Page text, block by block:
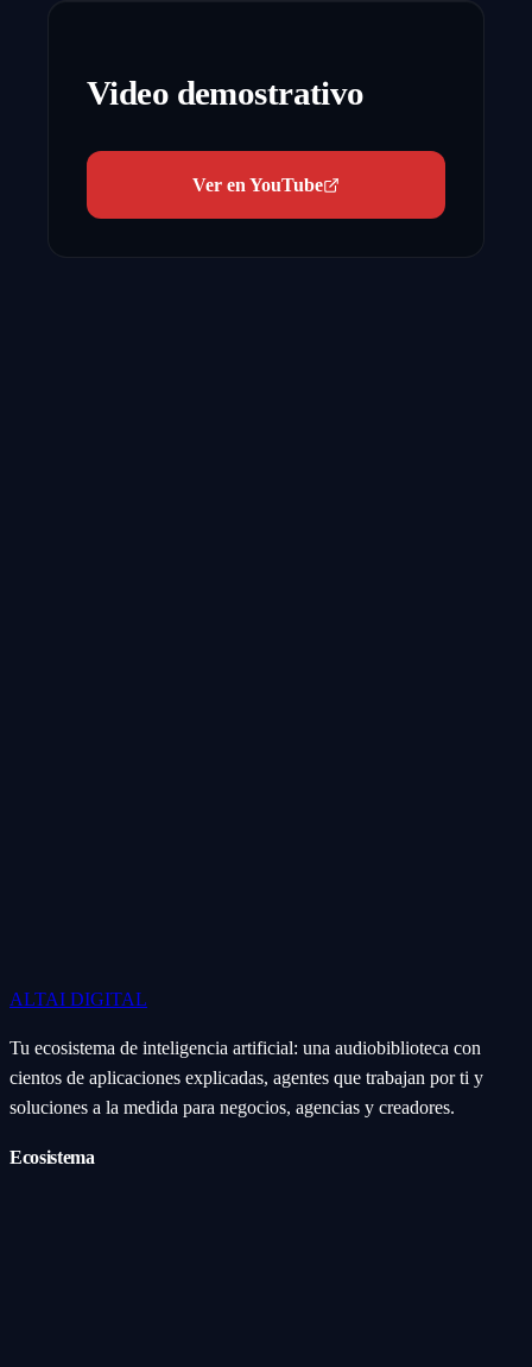
Video demostrativo
Ver en YouTube
ALTAI DIGITAL
Tu ecosistema de inteligencia artificial: una audiobiblioteca con
cientos de aplicaciones explicadas, agentes que trabajan por ti y
soluciones a la medida para negocios, agencias y creadores.
Ecosistema